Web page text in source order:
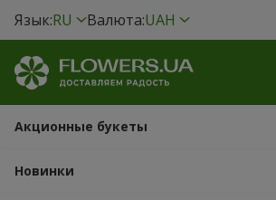
Язык:RU Валюта:UAH
Акционные букеты
Новинки